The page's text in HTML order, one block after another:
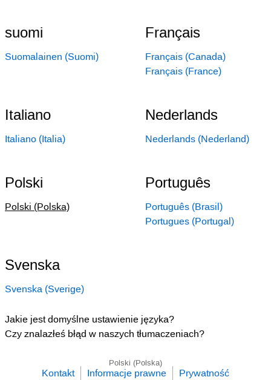
suomi
Suomalainen (Suomi)
Français
Français (Canada)
Français (France)
Italiano
Italiano (Italia)
Nederlands
Nederlands (Nederland)
Polski
Polski (Polska)
Português
Português (Brasil)
Portugues (Portugal)
Svenska
Svenska (Sverige)
Jakie jest domyślne ustawienie języka?
Czy znalazłeś błąd w naszych tłumaczeniach?
Polski (Polska)
Kontakt Informacje prawne Prywatność